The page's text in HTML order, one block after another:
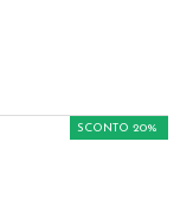
SCONTO 20%